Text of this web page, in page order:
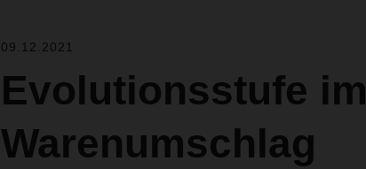
09.12.2021
Evolutionsstufe im
Warenumschlag